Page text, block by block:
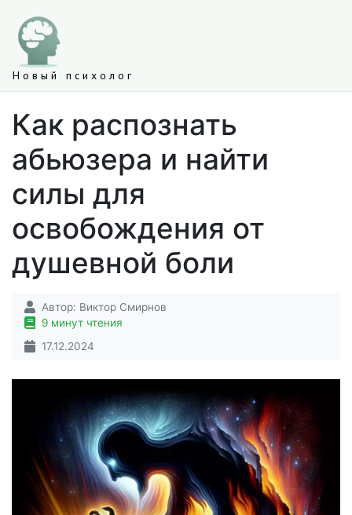
Новый психолог
Как распознать
абьюзера и найти
силы для
освобождения от
душевной боли
Автор: Виктор Смирнов
9 минут чтения
17.12.2024